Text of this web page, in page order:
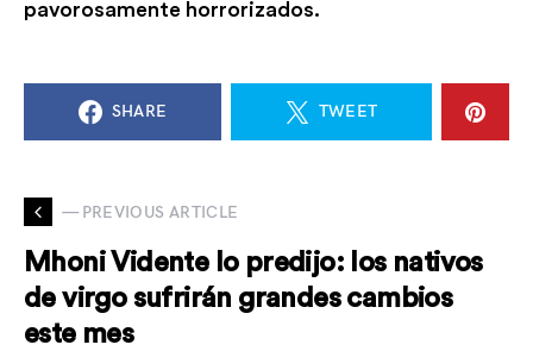
pavorosamente horrorizados.
SHARE TWEET
— PREVIOUS ARTICLE
Mhoni Vidente lo predijo: los nativos
de virgo sufrirán grandes cambios
este mes